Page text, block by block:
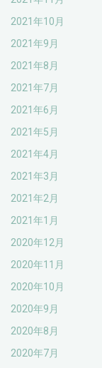
2021年10月
2021年9月
2021年8月
2021年7月
2021年6月
2021年5月
2021年4月
2021年3月
2021年2月
2021年1月
2020年12月
2020年11月
2020年10月
2020年9月
2020年8月
2020年7月